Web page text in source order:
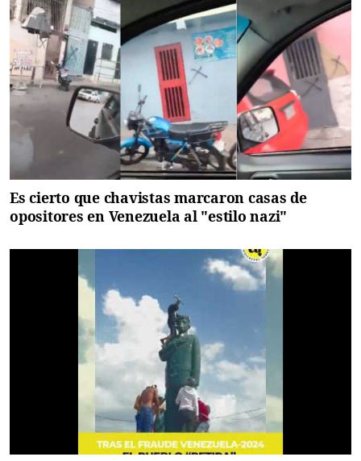
Es cierto que chavistas marcaron casas de
opositores en Venezuela al "estilo nazi"